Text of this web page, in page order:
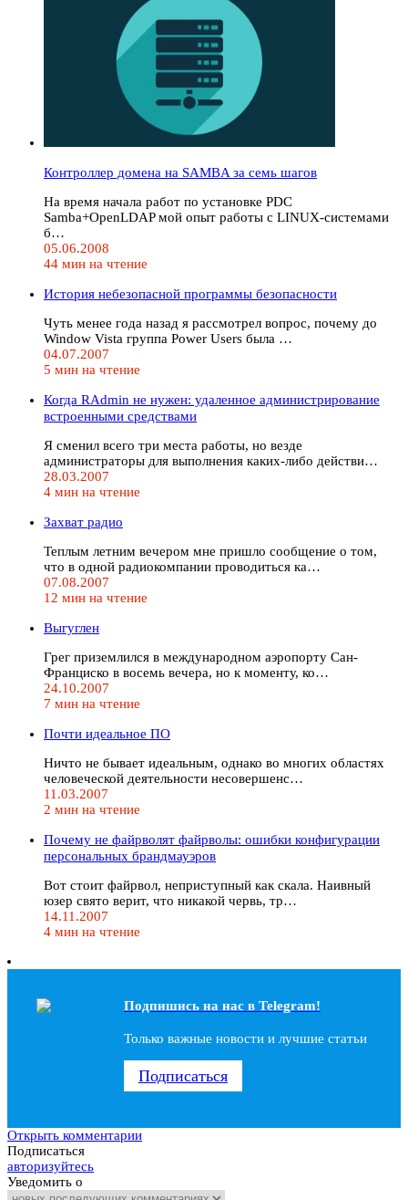
Контроллер домена на SAMBA за семь шагов
На время начала работ по установке PDC
Samba+OpenLDAP мой опыт работы с LINUX-системами
б…
05.06.2008
44 мин на чтение
История небезопасной программы безопасности
Чуть менее года назад я рассмотрел вопрос, почему до
Window Vista группа Power Users была …
04.07.2007
5 мин на чтение
Когда RAdmin не нужен: удаленное администрирование
встроенными средствами
Я сменил всего три места работы, но везде
администраторы для выполнения каких-либо действи…
28.03.2007
4 мин на чтение
Захват радио
Теплым летним вечером мне пришло сообщение о том,
что в одной радиокомпании проводиться ка…
07.08.2007
12 мин на чтение
Выгуглен
Грег приземлился в международном аэропорту Сан-
Франциско в восемь вечера, но к моменту, ко…
24.10.2007
7 мин на чтение
Почти идеальное ПО
Ничто не бывает идеальным, однако во многих областях
человеческой деятельности несовершенс…
11.03.2007
2 мин на чтение
Почему не файрволят файрволы: ошибки конфигурации
персональных брандмауэров
Вот стоит файрвол, неприступный как скала. Наивный
юзер свято верит, что никакой червь, тр…
14.11.2007
4 мин на чтение
Подпишись на наc в Telegram!
Только важные новости и лучшие статьи
Подписаться
Открыть комментарии
Подписаться
авторизуйтесь
Уведомить о